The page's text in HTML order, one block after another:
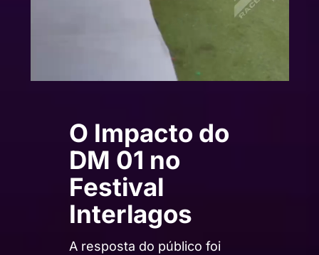
O Impacto do
DM 01 no
Festival
Interlagos
A resposta do público foi